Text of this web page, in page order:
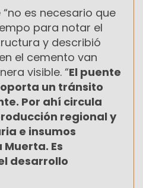
es necesario que
para notar el
y describió
el cemento van
visible. “El puente
un tránsito
Por ahí circula
regional y
e insumos
Es
desarrollo